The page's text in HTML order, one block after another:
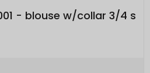
- blouse w/collar 3/4 s